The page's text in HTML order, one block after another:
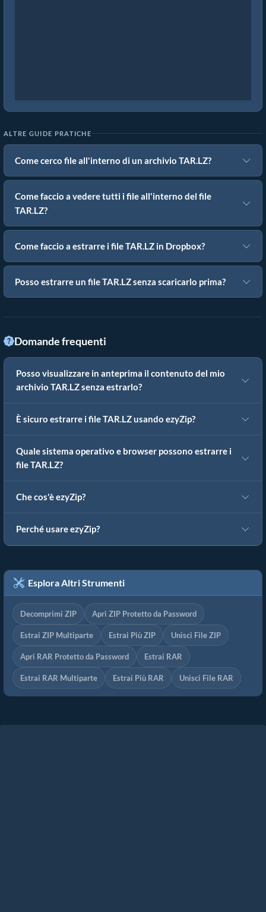
ALTRE GUIDE PRATICHE
Come cerco file all'interno di un archivio TAR.LZ?
Come faccio a vedere tutti i file all'interno del file
TAR.LZ?
Come faccio a estrarre i file TAR.LZ in Dropbox?
Posso estrarre un file TAR.LZ senza scaricarlo prima?
Domande frequenti
Posso visualizzare in anteprima il contenuto del mio
archivio TAR.LZ senza estrarlo?
È sicuro estrarre i file TAR.LZ usando ezyZip?
Quale sistema operativo e browser possono estrarre i
file TAR.LZ?
Che cos'è ezyZip?
Perché usare ezyZip?
Esplora Altri Strumenti
Decomprimi ZIP Apri ZIP Protetto da Password
Estrai ZIP Multiparte Estrai Più ZIP Unisci File ZIP
Apri RAR Protetto da Password Estrai RAR
Estrai RAR Multiparte Estrai Più RAR Unisci File RAR